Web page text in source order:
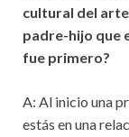
cultural del
padre-hijo que
fue primero?
A: Al inicio una
estás en una